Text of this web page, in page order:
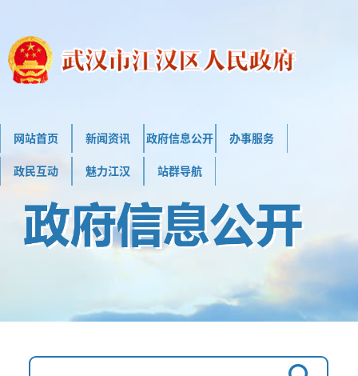
网站首页 新闻资讯 政府信息公开 办事服务
政民互动 魅力江汉 站群导航